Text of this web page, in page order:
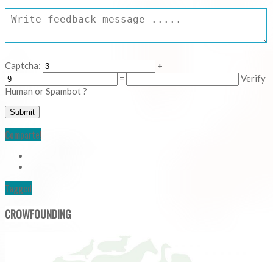
Captcha:
+
=
Verify
Human or Spambot ?
Comparte!
Tagged
CROWFOUNDING